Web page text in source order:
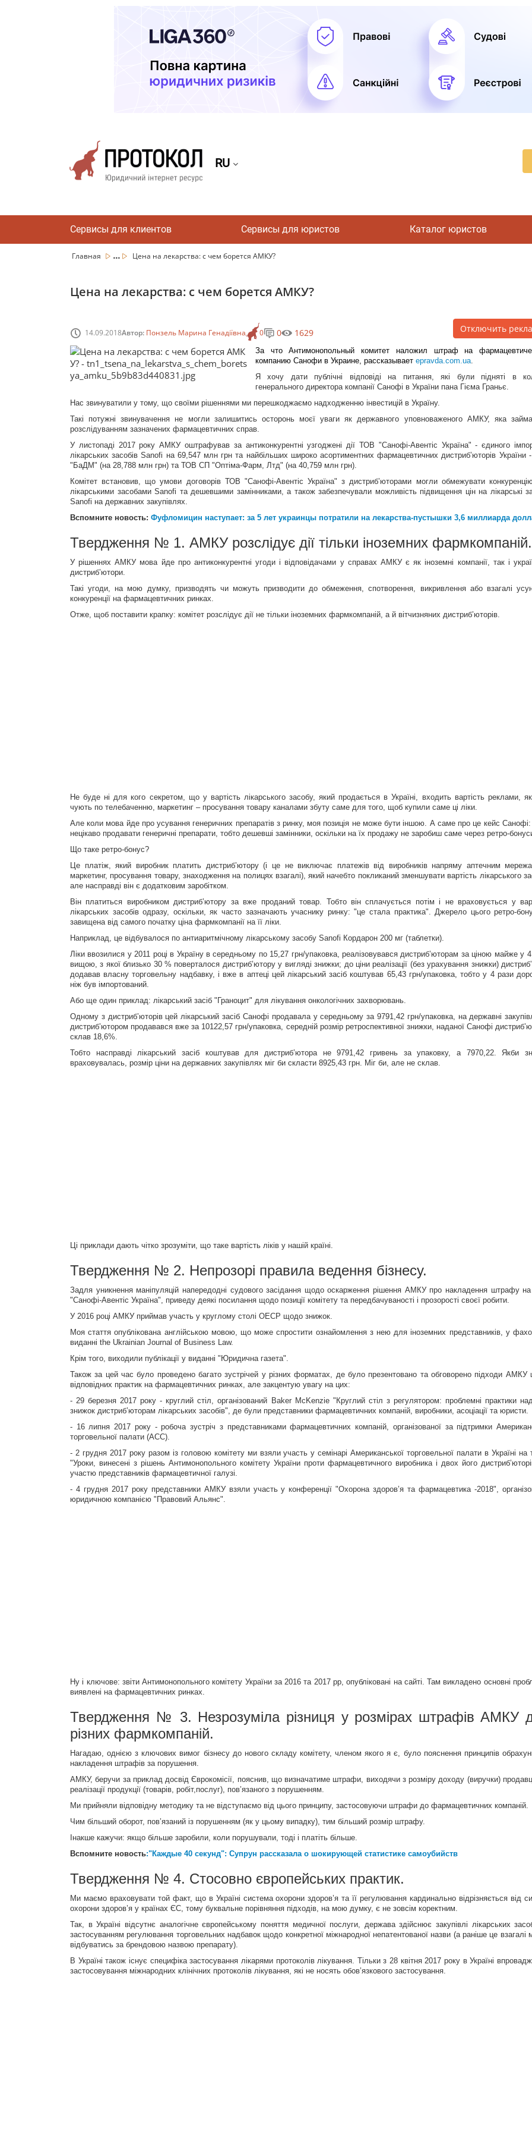
RU
Сервисы для клиентов Сервисы для юристов Каталог юристов
Главная ... Цена на лекарства: с чем борется АМКУ?
Цена на лекарства: с чем борется АМКУ?
14.09.2018Автор: Понзель Марина Генадіївна 0 0 1629 Отключить
За что Антимонопольный комитет наложил штраф на
компанию Санофи в Украине, рассказывает epravda.com.ua.
Я хочу дати публічні відповіді на питання, які були підняті в
генерального директора компанії Санофі в України пана Гієма Граньє.
Нас звинуватили у тому, що своїми рішеннями ми перешкоджаємо надходженню інвестицій в Україну.
Такі потужні звинувачення не могли залишитись осторонь моєї уваги як державного уповноваженого АМКУ, яка
розслідуванням зазначених фармацевтичних справ.
У листопаді 2017 року АМКУ оштрафував за антиконкурентні узгоджені дії ТОВ "Санофі-Авентіс Україна" - єдиного
лікарських засобів Sanofi на 69,547 млн грн та найбільших широко асортиментних фармацевтичних дистриб’юторів України
"БаДМ" (на 28,788 млн грн) та ТОВ СП "Оптіма-Фарм, Лтд" (на 40,759 млн грн).
Комітет встановив, що умови договорів ТОВ "Санофі-Авентіс Україна" з дистриб’юторами могли обмежувати
лікарськими засобами Sanofi та дешевшими замінниками, а також забезпечували можливість підвищення цін на лікарські
Sanofi на державних закупівлях.
Вспомните новость: Фуфломицин наступает: за 5 лет украинцы потратили на лекарства-пустышки 3,6 миллиарда
Твердження № 1. АМКУ розслідує дії тільки іноземних фармкомпаній.
У рішеннях АМКУ мова йде про антиконкурентні угоди і відповідачами у справах АМКУ є як іноземні компанії, так і
дистриб’ютори.
Такі угоди, на мою думку, призводять чи можуть призводити до обмеження, спотворення, викривлення або взагалі
конкуренції на фармацевтичних ринках.
Отже, щоб поставити крапку: комітет розслідує дії не тільки іноземних фармкомпаній, а й вітчизняних дистриб’юторів.
Не буде ні для кого секретом, що у вартість лікарського засобу, який продається в Україні, входить вартість реклами,
чують по телебаченню, маркетинг – просування товару каналами збуту саме для того, щоб купили саме ці ліки.
Але коли мова йде про усування генеричних препаратів з ринку, моя позиція не може бути іншою. А саме про це кейс
нецікаво продавати генеричні препарати, тобто дешевші замінники, оскільки на їх продажу не заробиш саме через ретро-
Що таке ретро-бонус?
Це платіж, який виробник платить дистриб’ютору (і це не виключає платежів від виробників напряму аптечним
маркетинг, просування товару, знаходження на полицях взагалі), який начебто покликаний зменшувати вартість лікарського
але насправді він є додатковим заробітком.
Він платиться виробником дистриб’ютору за вже проданий товар. Тобто він сплачується потім і не враховується у
лікарських засобів одразу, оскільки, як часто зазначають учаснику ринку: "це стала практика". Джерело цього ретро-
завищена від самого початку ціна фармкомпанії на її ліки.
Наприклад, це відбувалося по антиаритмічному лікарському засобу Sanofi Кордарон 200 мг (таблетки).
Ліки ввозилися у 2011 році в Україну в середньому по 15,27 грн/упаковка, реалізовувався дистриб’юторам за ціною майже у
вищою, з якої близько 30 % поверталося дистриб’ютору у вигляді знижки; до ціни реалізації (без урахування знижки)
додавав власну торговельну надбавку, і вже в аптеці цей лікарський засіб коштував 65,43 грн/упаковка, тобто у 4 рази
ніж був імпортований.
Або ще один приклад: лікарський засіб "Граноцит" для лікування онкологічних захворювань.
Одному з дистриб’юторів цей лікарський засіб Санофі продавала у середньому за 9791,42 грн/упаковка, на державні
дистриб’ютором продавався вже за 10122,57 грн/упаковка, середній розмір ретроспективної знижки, наданої Санофі
склав 18,6%.
Тобто насправді лікарський засіб коштував для дистриб’ютора не 9791,42 гривень за упаковку, а 7970,22. Якби
враховувалась, розмір ціни на державних закупівлях міг би скласти 8925,43 грн. Міг би, але не склав.
Ці приклади дають чітко зрозуміти, що таке вартість ліків у нашій країні.
Твердження № 2. Непрозорі правила ведення бізнесу.
Задля уникнення маніпуляцій напередодні судового засідання щодо оскарження рішення АМКУ про накладення штрафу
"Санофі-Авентіс Україна", приведу деякі посилання щодо позиції комітету та передбачуваності і прозорості своєї робити.
У 2016 році АМКУ приймав участь у круглому столі ОЕСР щодо знижок.
Моя стаття опублікована англійською мовою, що може спростити ознайомлення з нею для іноземних представників, у
виданні the Ukrainian Journal of Business Law.
Крім того, виходили публікації у виданні "Юридична газета".
Також за цей час було проведено багато зустрічей у різних форматах, де було презентовано та обговорено підходи АМКУ
відповідних практик на фармацевтичних ринках, але закцентую увагу на цих:
- 29 березня 2017 року - круглий стіл, організований Baker McKenzie "Круглий стіл з регулятором: проблемні практики
знижок дистриб’юторам лікарських засобів", де були представники фармацевтичних компаній, виробники, асоціації та юристи.
- 16 липня 2017 року - робоча зустріч з представниками фармацевтичних компаній, організованої за підтримки
торговельної палати (АСС).
- 2 грудня 2017 року разом із головою комітету ми взяли участь у семінарі Американської торговельної палати в Україні на
"Уроки, винесені з рішень Антимонопольного комітету України проти фармацевтичного виробника і двох його
участю представників фармацевтичної галузі.
- 4 грудня 2017 року представники АМКУ взяли участь у конференції "Охорона здоров’я та фармацевтика -2018",
юридичною компанією "Правовий Альянс".
Ну і ключове: звіти Антимонопольного комітету України за 2016 та 2017 рр, опубліковані на сайті. Там викладено основні
виявлені на фармацевтичних ринках.
Твердження № 3. Незрозуміла різниця у розмірах штрафів АМКУ
різних фармкомпаній.
Нагадаю, однією з ключових вимог бізнесу до нового складу комітету, членом якого я є, було пояснення принципів
накладення штрафів за порушення.
АМКУ, беручи за приклад досвід Єврокомісії, пояснив, що визначатиме штрафи, виходячи з розміру доходу (виручки)
реалізації продукції (товарів, робіт,послуг), пов’язаного з порушенням.
Ми прийняли відповідну методику та не відступаємо від цього принципу, застосовуючи штрафи до фармацевтичних компаній.
Чим більший оборот, пов’язаний із порушенням (як у цьому випадку), тим більший розмір штрафу.
Інакше кажучи: якщо більше заробили, коли порушували, тоді і платіть більше.
Вспомните новость:"Каждые 40 секунд": Супрун рассказала о шокирующей статистике самоубийств
Твердження № 4. Стосовно європейських практик.
Ми маємо враховувати той факт, що в Україні система охорони здоров’я та її регулювання кардинально відрізняється від
охорони здоров’я у країнах ЄС, тому буквальне порівняння підходів, на мою думку, є не зовсім коректним.
Так, в Україні відсутнє аналогічне європейському поняття медичної послуги, держава здійснює закупівлі лікарських
застосуванням регулювання торговельних надбавок щодо конкретної міжнародної непатентованої назви (а раніше це взагалі
відбуватись за брендовою назвою препарату).
В Україні також існує специфіка застосування лікарями протоколів лікування. Тільки з 28 квітня 2017 року в Україні
застосовування міжнародних клінічних протоколів лікування, які не носять обов’язкового застосування.